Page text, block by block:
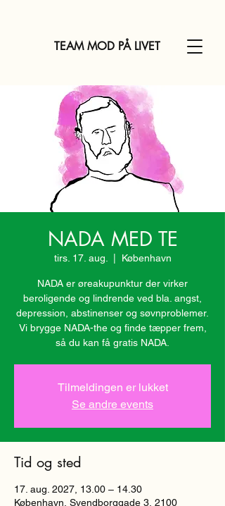
TEAM MOD PÅ LIVET
NADA MED TE
tirs. 17. aug. København
NADA er øreakupunktur der virker
beroligende og lindrende ved bla. angst,
depression, abstinenser og søvnproblemer.
Vi brygge NADA-the og finde tæpper frem,
så du kan få gratis NADA.
Tilmeldingen er lukket
Se andre events
Tid og sted
17. aug. 2027, 13.00 – 14.30
København, Svendborggade 3, 2100